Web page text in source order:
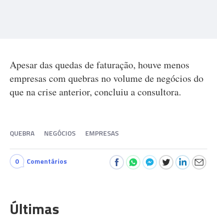
Apesar das quedas de faturação, houve menos
empresas com quebras no volume de negócios do
que na crise anterior, concluiu a consultora.
QUEBRA NEGÓCIOS EMPRESAS
0 Comentários
Últimas